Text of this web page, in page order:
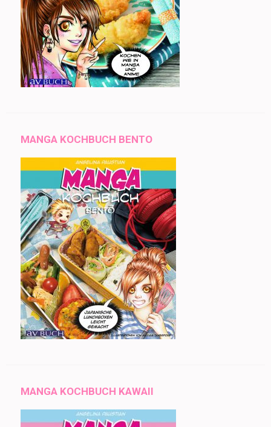
MANGA KOCHBUCH BENTO
MANGA KOCHBUCH KAWAII